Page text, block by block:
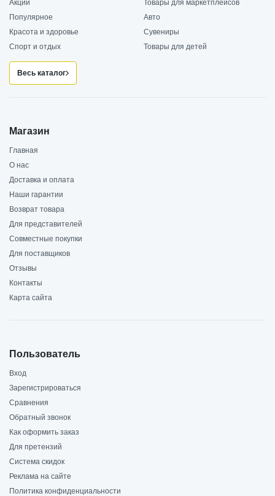
Акции
Товары для маркетплейсов
Популярное
Авто
Красота и здоровье
Сувениры
Спорт и отдых
Товары для детей
Весь каталог
Магазин
Главная
О нас
Доставка и оплата
Наши гарантии
Возврат товара
Для представителей
Совместные покупки
Для поставщиков
Отзывы
Контакты
Карта сайта
Пользователь
Вход
Зарегистрироваться
Сравнения
Обратный звонок
Как оформить заказ
Для претензий
Система скидок
Реклама на сайте
Политика конфиденциальности